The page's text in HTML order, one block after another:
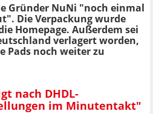
Gründer NuNi "noch einmal
Die Verpackung wurde
Homepage. Außerdem sei
verlagert worden,
Pads noch weiter zu
nach DHDL-
im Minutentakt"